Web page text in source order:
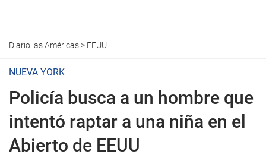
Diario las Américas> EEUU
NUEVA YORK
Policía busca a un hombre que
intentó raptar a una niña en el
Abierto de EEUU